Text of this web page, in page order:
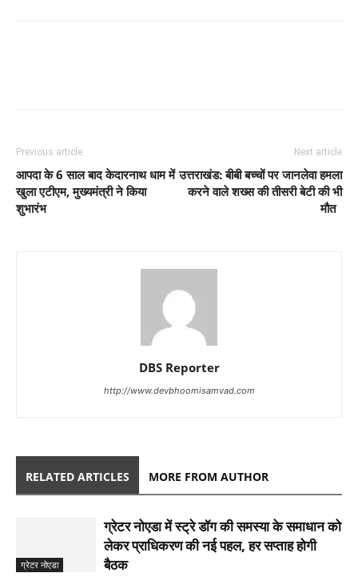
Previous article
आपदा के 6 साल बाद केदारनाथ धाम में
खुला एटीएम, मुख्यमंत्री ने किया
शुभारंभ
Next article
उत्तराखंड: बीबी बच्चों पर जानलेवा हमला
करने वाले शख्स की तीसरी बेटी की भी
मौत
DBS Reporter
http://www.devbhoomisamvad.com
RELATED ARTICLES MORE FROM AUTHOR
ग्रेटर नोएडा
ग्रेटर नोएडा में स्ट्रे डॉग की समस्या के समाधान को
लेकर प्राधिकरण की नई पहल, हर सप्ताह होगी
बैठक